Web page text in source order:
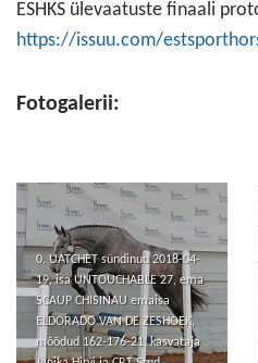
ESHKS ülevaatuste finaali
https://issuu.com/
Fotogalerii:
0. UATCHET sündinud 2018-04-
19, isa UNTOUCHABLE 27, ema
SCAUP CHISINAU emaisa
ELDORADO VAN DE ZESHOEK,
mõõdud 162-176-21, kasvataja